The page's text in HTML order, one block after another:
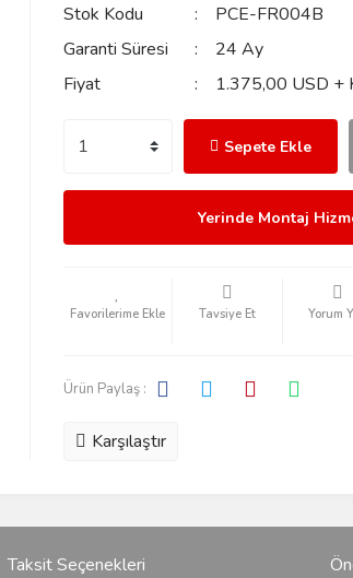
Stok Kodu
PCE-FR004B
Garanti Süresi
24 Ay
Fiyat
1.375,00 USD +
Sepete Ekle
Yerinde Montaj
Tavsiye Et Yorum
Ürün Paylaş :
Karşılaştır
Taksit Seçenekleri